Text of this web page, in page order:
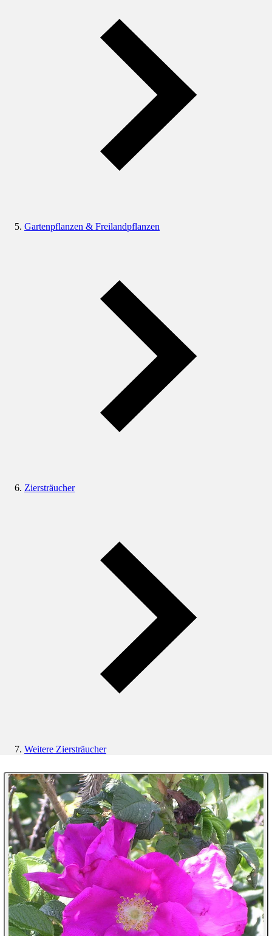
Gartenpflanzen & Freilandpflanzen
Ziersträucher
Weitere Ziersträucher